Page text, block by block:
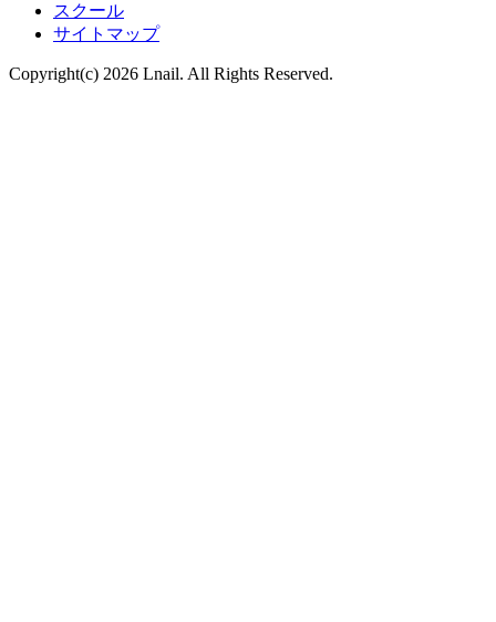
スクール
サイトマップ
Copyright(c) 2026 Lnail. All Rights Reserved.